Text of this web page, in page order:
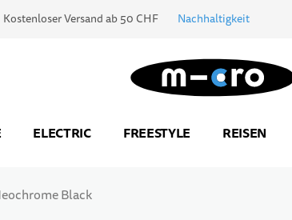
Kostenloser Versand ab 50 CHF Nachhaltigkeit
Zur Startseite
ELECTRIC FREESTYLE REISEN
Black